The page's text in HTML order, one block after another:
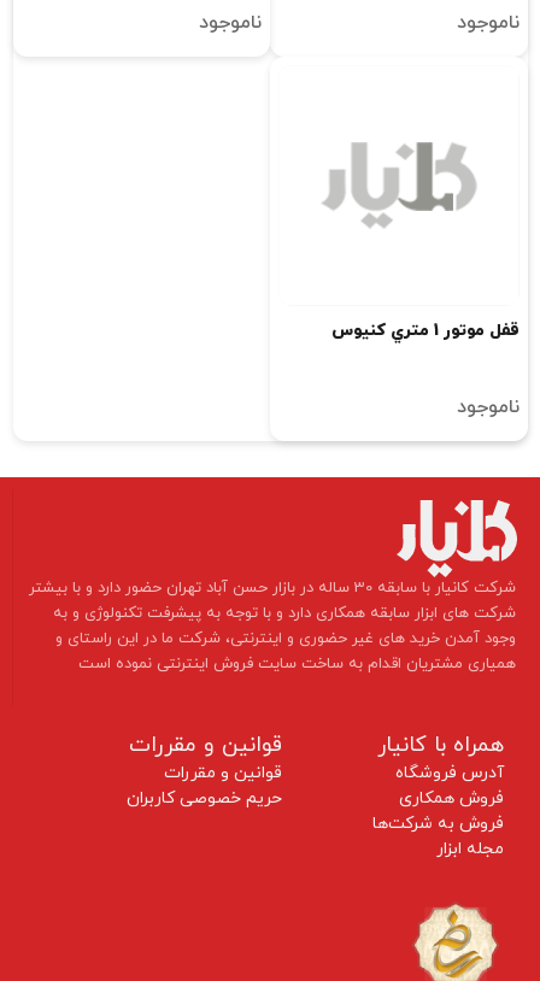
ناموجود ناموجود
قفل موتور 1 متري کنيوس
ناموجود
​شرکت کانیار با سابقه 30 ساله در بازار حسن آباد تهران حضور دارد و با بیشتر
شرکت های ابزار سابقه همکاری دارد و با توجه به پیشرفت تکنولوژی و به
وجود آمدن خرید های غیر حضوری و اینترنتی، شرکت ما در این راستای و
همیاری مشتریان اقدام به ساخت سایت فروش اینترنتی نموده است ​​​​​​​
همراه با کانیار
آدرس فروشگاه
فروش همکاری
فروش به شرکت‌ها
مجله ابزار
قوانین و مقررات
قوانین و مقررات
حریم خصوصی کاربران